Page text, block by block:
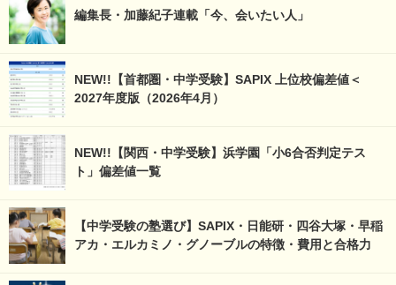
編集長・加藤紀子連載「今、会いたい人」
NEW!!【首都圏・中学受験】SAPIX 上位校偏差値＜
2027年度版（2026年4月）
NEW!!【関西・中学受験】浜学園「小6合否判定テス
ト」偏差値一覧
【中学受験の塾選び】SAPIX・日能研・四谷大塚・早稲
アカ・エルカミノ・グノーブルの特徴・費用と合格力